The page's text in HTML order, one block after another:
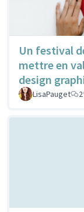
Un festival
mettre en
design
LisaPauget 2